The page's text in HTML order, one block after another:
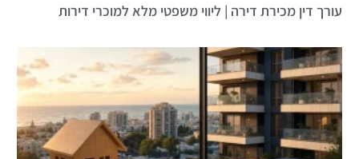
עורך דין מכירת דירה | ליווי משפטי מלא למוכרי דירות